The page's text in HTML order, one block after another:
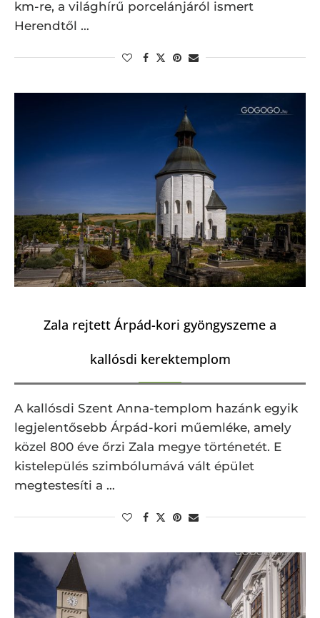
km-re, a világhírű porcelánjáról ismert
Herendtől …
Zala rejtett Árpád-kori gyöngyszeme a
kallósdi kerektemplom
A kallósdi Szent Anna-templom hazánk egyik
legjelentősebb Árpád-kori műemléke, amely
közel 800 éve őrzi Zala megye történetét. E
kistelepülés szimbólumává vált épület
megtestesíti a …